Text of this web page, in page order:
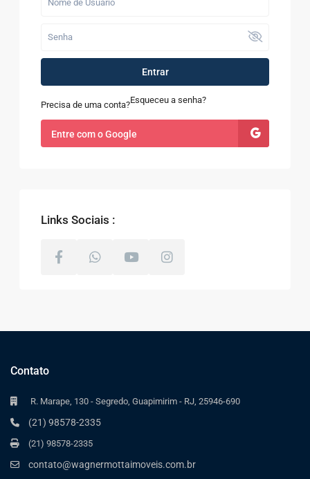
Entrar
Precisa de uma conta?Esqueceu a senha?
Entre com o Google
Links Sociais :
Contato
R. Marape, 130 - Segredo, Guapimirim - RJ, 25946-690
(21) 98578-2335
(21) 98578-2335
contato@wagnermottaimoveis.com.br